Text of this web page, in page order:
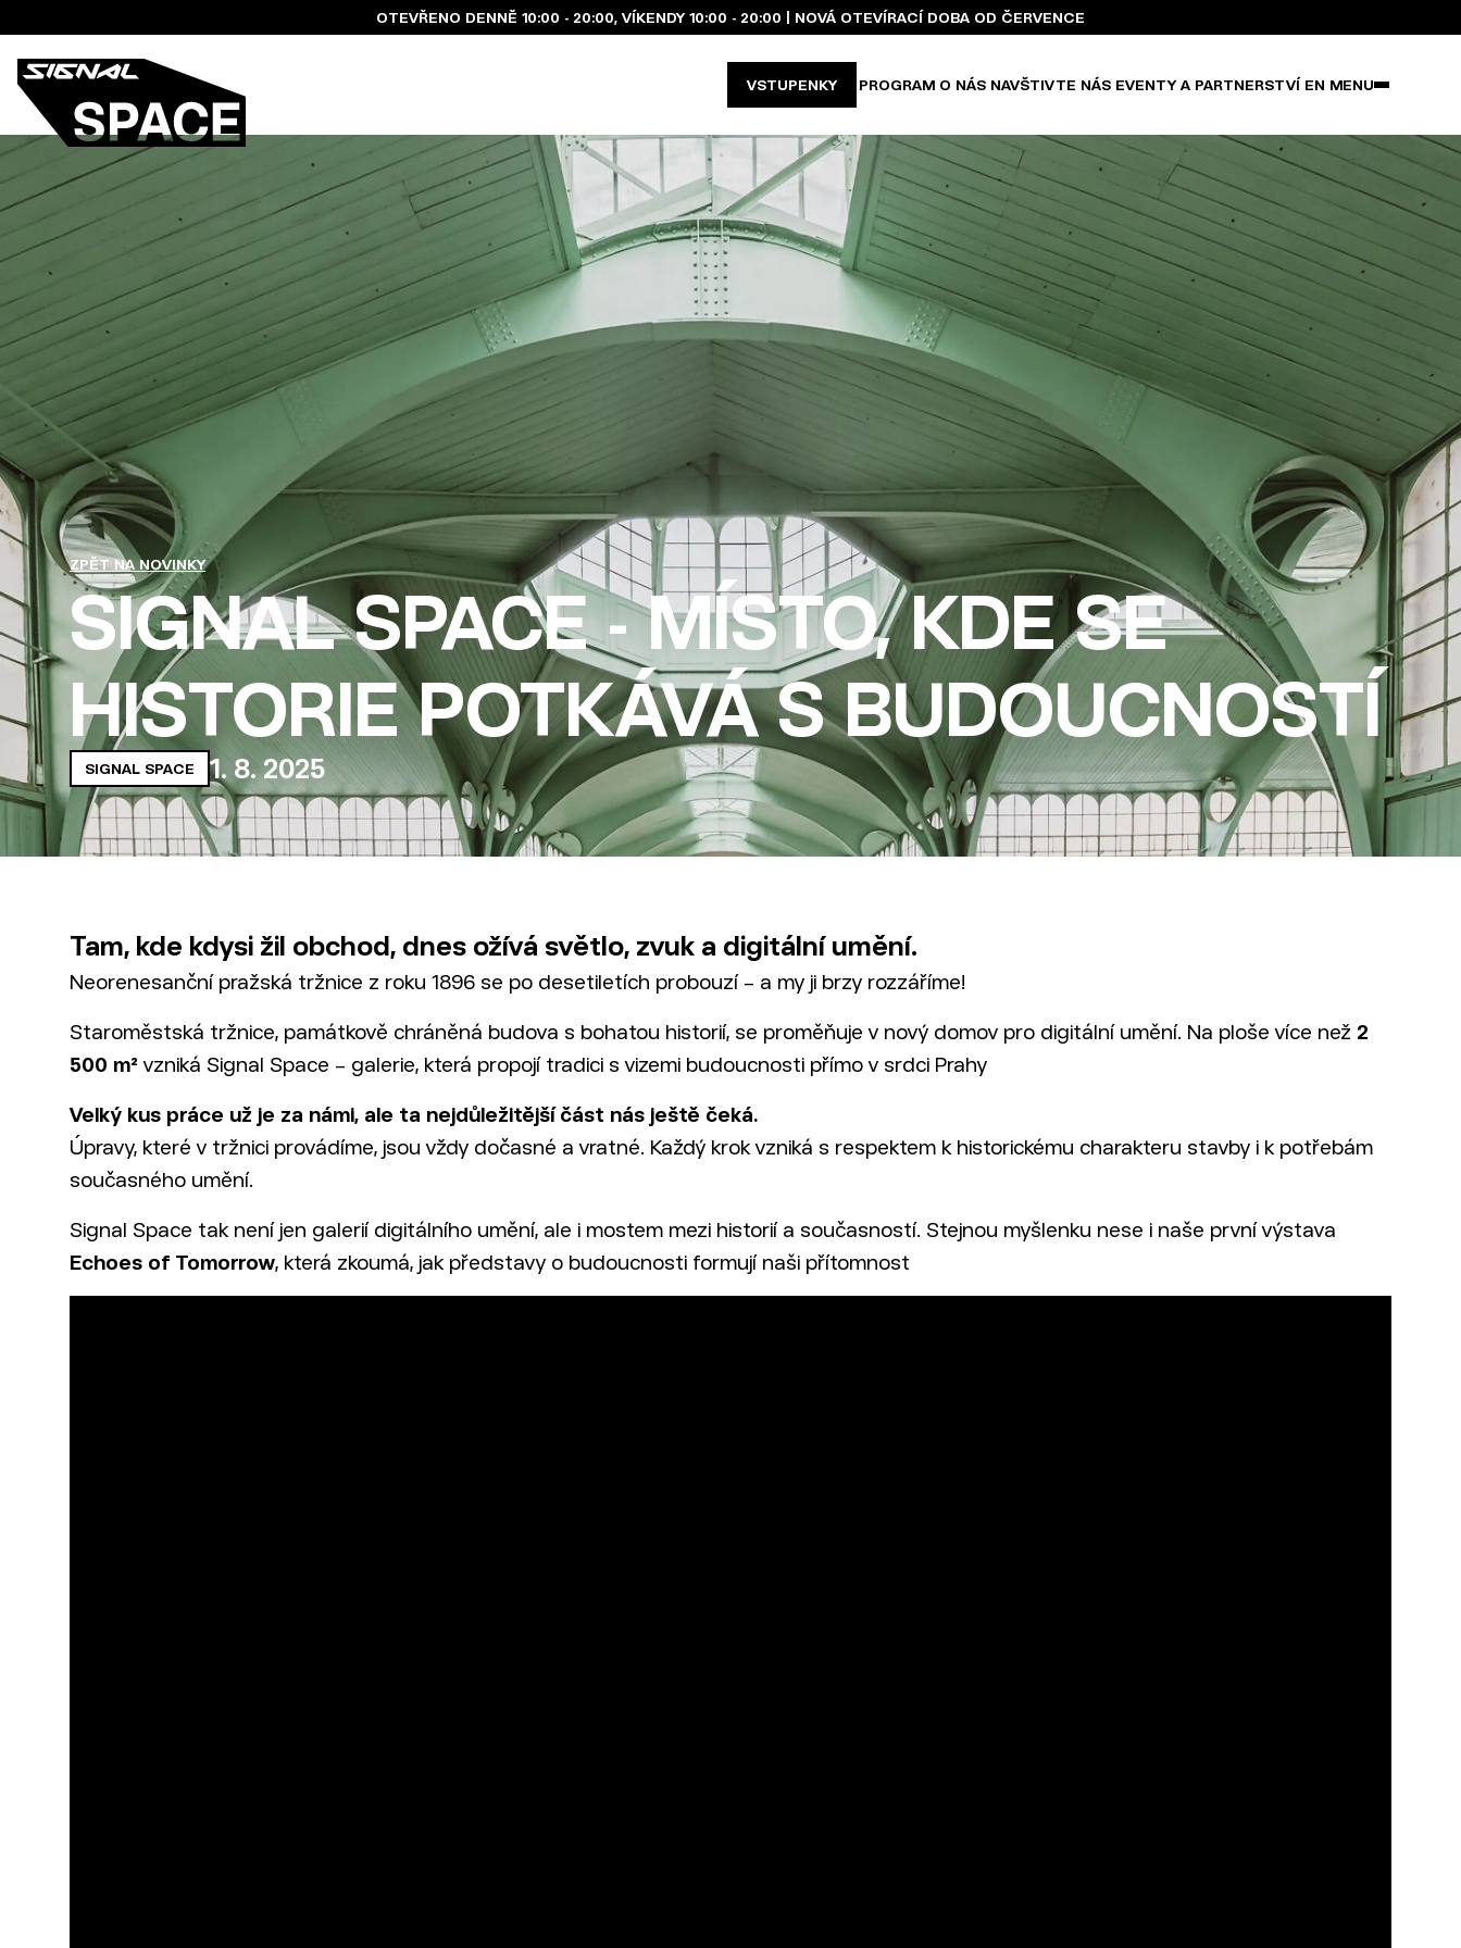
OTEVŘENO DENNĚ 10:00 - 20:00, VÍKENDY 10:00 - 20:00 | NOVÁ OTEVÍRACÍ DOBA OD ČERVENCE
VSTUPENKY PROGRAM O NÁS NAVŠTIVTE NÁS EVENTY A PARTNERSTVÍ EN MENU
ZPĚT NA NOVINKY
SIGNAL SPACE - MÍSTO, KDE SE
HISTORIE POTKÁVÁ S BUDOUCNOSTÍ
SIGNAL SPACE 1. 8.2025
Tam, kde kdysi žil obchod, dnes ožívá světlo, zvuk a digitální umění.
Neorenesanční pražská tržnice z roku 1896 se po desetiletích probouzí – a my ji brzy rozzáříme!
Staroměstská tržnice, památkově chráněná budova s bohatou historií, se proměňuje v nový domov pro digitální umění. Na ploše více než 2
500 m² vzniká Signal Space – galerie, která propojí tradici s vizemi budoucnosti přímo v srdci Prahy
Velký kus práce už je za námi, ale ta nejdůležitější část nás ještě čeká.
Úpravy, které v tržnici provádíme, jsou vždy dočasné a vratné. Každý krok vzniká s respektem k historickému charakteru stavby i k potřebám
současného umění.
Signal Space tak není jen galerií digitálního umění, ale i mostem mezi historií a současností. Stejnou myšlenku nese i naše první výstava
Echoes of Tomorrow, která zkoumá, jak představy o budoucnosti formují naši přítomnost